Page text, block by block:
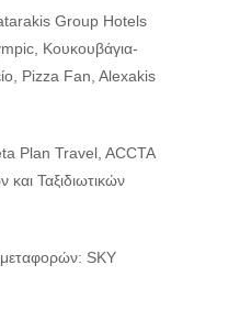
Group Hotels
Κουκουβάγια-
Pizza Fan, Alexakis
Plan Travel, ACCTA
Ταξιδιωτικών
SKY